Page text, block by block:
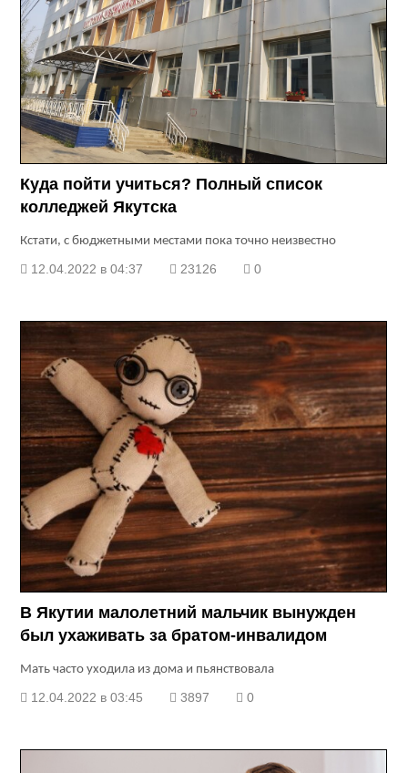
Куда пойти учиться? Полный список
колледжей Якутска
Кстати, с бюджетными местами пока точно неизвестно
12.04.2022 в 04:37 23126 0
В Якутии малолетний мальчик вынужден
был ухаживать за братом-инвалидом
Мать часто уходила из дома и пьянствовала
12.04.2022 в 03:45 3897 0